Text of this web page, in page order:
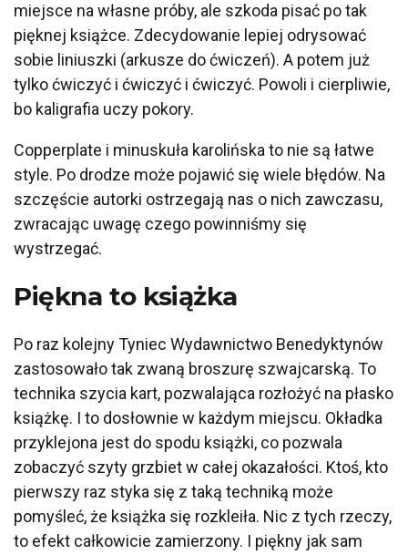
miejsce na własne próby, ale szkoda pisać po tak
pięknej książce. Zdecydowanie lepiej odrysować
sobie liniuszki (arkusze do ćwiczeń). A potem już
tylko ćwiczyć i ćwiczyć i ćwiczyć. Powoli i cierpliwie,
bo kaligrafia uczy pokory.
Copperplate i minuskuła karolińska to nie są łatwe
style. Po drodze może pojawić się wiele błędów. Na
szczęście autorki ostrzegają nas o nich zawczasu,
zwracając uwagę czego powinniśmy się
wystrzegać.
Piękna to książka
Po raz kolejny Tyniec Wydawnictwo Benedyktynów
zastosowało tak zwaną broszurę szwajcarską. To
technika szycia kart, pozwalająca rozłożyć na płasko
książkę. I to dosłownie w każdym miejscu. Okładka
przyklejona jest do spodu książki, co pozwala
zobaczyć szyty grzbiet w całej okazałości. Ktoś, kto
pierwszy raz styka się z taką techniką może
pomyśleć, że książka się rozkleiła. Nic z tych rzeczy,
to efekt całkowicie zamierzony. I piękny jak sam